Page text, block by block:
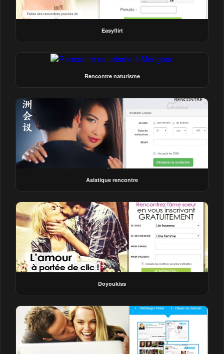
Easyflirt
Rencontre naturisme
Asiatique rencontre
Doyoukiss